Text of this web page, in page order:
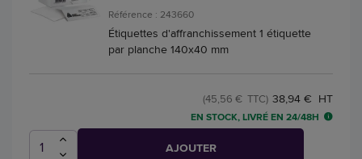
Référence : 243660
Étiquettes d'affranchissement 1 étiquette
par planche 140x40 mm
38,94 € HT
(45,56 € TTC)
EN STOCK, LIVRÉ EN 24/48H
AJOUTER